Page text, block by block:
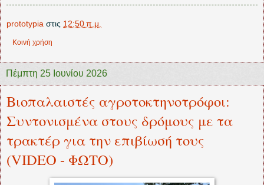
prototypia στις 12:50 π.μ.
Κοινή χρήση
Πέμπτη 25 Ιουνίου 2026
Βιοπαλαιστές αγροτοκτηνοτρόφοι:
Συντονισμένα στους δρόμους με τα
τρακτέρ για την επιβίωσή τους
(VIDEO - ΦΩΤΟ)